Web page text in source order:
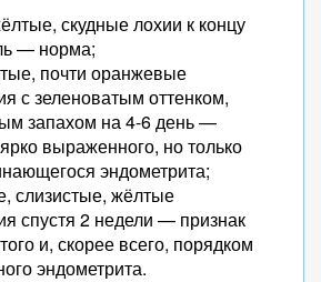
скудные лохии к концу
— норма;
почти оранжевые
с зеленоватым оттенком,
запахом на 4-6 день —
выраженного, но только
эндометрита;
слизистые, жёлтые
спустя 2 недели — признак
и, скорее всего, порядком
эндометрита.